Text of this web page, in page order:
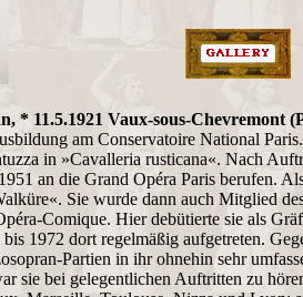
* 11.5.1921 Vaux-sous-Chevremont
am Conservatoire National
in »Cavalleria rusticana«. Nach
an die Grand Opéra Paris berufen.
Sie wurde dann auch Mitglied
Comique. Hier debütierte sie als
1972 dort regelmäßig aufgetreten.
Partien in ihr ohnehin sehr
sie bei gelegentlichen Auftritten zu